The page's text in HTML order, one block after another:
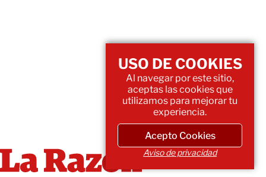
USO DE COOKIES
Al navegar por este sitio,
aceptas las cookies que
utilizamos para mejorar tu
experiencia.
Acepto Cookies
Aviso de privacidad